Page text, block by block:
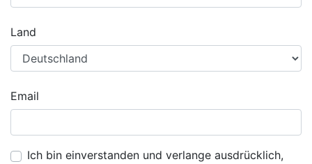
Land
Email
Ich bin einverstanden und verlange ausdrücklich,